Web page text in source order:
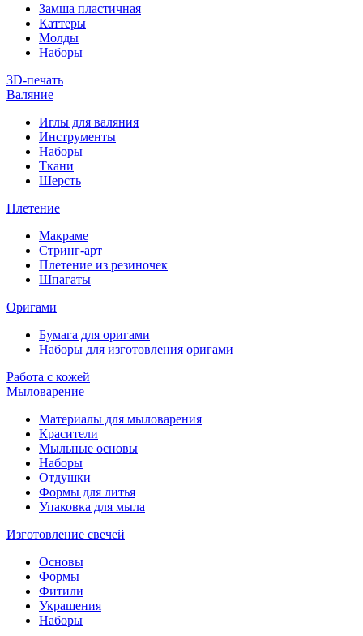
Замша пластичная
Каттеры
Молды
Наборы
3D-печать
Валяние
Иглы для валяния
Инструменты
Наборы
Ткани
Шерсть
Плетение
Макраме
Стринг-арт
Плетение из резиночек
Шпагаты
Оригами
Бумага для оригами
Наборы для изготовления оригами
Работа с кожей
Мыловарение
Материалы для мыловарения
Красители
Мыльные основы
Наборы
Отдушки
Формы для литья
Упаковка для мыла
Изготовление свечей
Основы
Формы
Фитили
Украшения
Наборы